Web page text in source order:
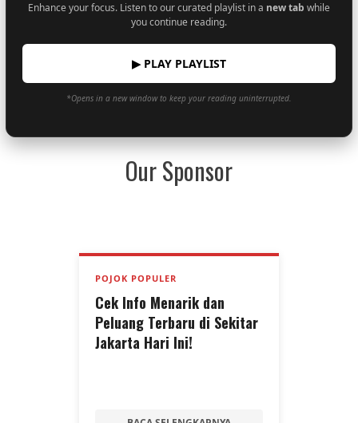
Enhance your focus. Listen to our curated playlist in a new tab while
you continue reading.
▶ PLAY PLAYLIST
*Opens in a new window to keep your reading uninterrupted.
Our Sponsor
POJOK POPULER
Cek Info Menarik dan
Peluang Terbaru di Sekitar
Jakarta Hari Ini!